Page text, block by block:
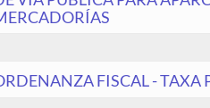
FISCAL - TAXA